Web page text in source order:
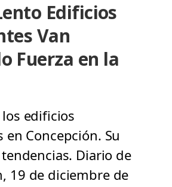
Edificios
Van
Fuerza en la
edificios
Concepción. Su
Diario de
19 de diciembre de